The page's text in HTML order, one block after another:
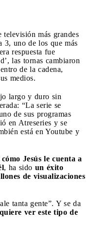
televisión más grandes
3, uno de los que más
respuesta fue
las tornas cambiaron
de la cadena,
medios.
largo y duro sin
“La serie se
de sus programas
en Atreseries y se
está en Youtube y
cómo Jesús le cuenta a
, ha sido un éxito
de visualizaciones
tanta gente”. Y se da
ver este tipo de